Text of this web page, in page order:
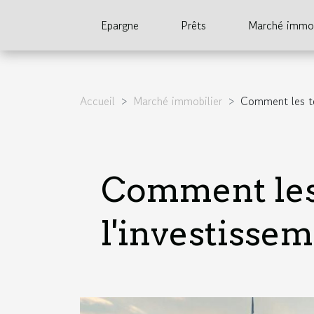
Epargne Prêts Marché
Accueil Marché immobilier Comment les
Comment